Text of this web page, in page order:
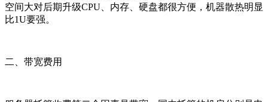
空间大对后期升级CPU、内存、硬盘都很方便，机器散热明显
比1U要强。
二、带宽费用